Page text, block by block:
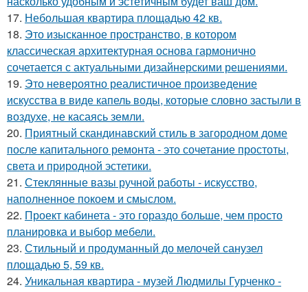
17. Небольшая квартира площадью 42 кв.
18. Это изысканное пространство, в котором
классическая архитектурная основа гармонично
сочетается с актуальными дизайнерскими решениями.
19. Это невероятно реалистичное произведение
искусства в виде капель воды, которые словно застыли в
воздухе, не касаясь земли.
20. Приятный скандинавский стиль в загородном доме
после капитального ремонта - это сочетание простоты,
света и природной эстетики.
21. Стеклянные вазы ручной работы - искусство,
наполненное покоем и смыслом.
22. Проект кабинета - это гораздо больше, чем просто
планировка и выбор мебели.
23. Стильный и продуманный до мелочей санузел
площадью 5, 59 кв.
24. Уникальная квартира - музей Людмилы Гурченко -